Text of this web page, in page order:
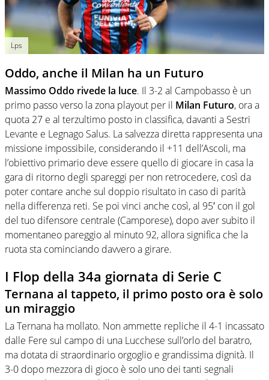
Lps
Oddo, anche il Milan ha un Futuro
Massimo Oddo rivede la luce. Il 3-2 al Campobasso è un
primo passo verso la zona playout per il Milan Futuro, ora a
quota 27 e al terzultimo posto in classifica, davanti a Sestri
Levante e Legnago Salus. La salvezza diretta rappresenta una
missione impossibile, considerando il +11 dell’Ascoli, ma
l’obiettivo primario deve essere quello di giocare in casa la
gara di ritorno degli spareggi per non retrocedere, così da
poter contare anche sul doppio risultato in caso di parità
nella differenza reti. Se poi vinci anche così, al 95′ con il gol
del tuo difensore centrale (Camporese), dopo aver subito il
momentaneo pareggio al minuto 92, allora significa che la
ruota sta cominciando davvero a girare.
I Flop della 34a giornata di Serie C
Ternana al tappeto, il primo posto ora è solo
un miraggio
La Ternana ha mollato. Non ammette repliche il 4-1 incassato
dalle Fere sul campo di una Lucchese sull’orlo del baratro,
ma dotata di straordinario orgoglio e grandissima dignità. Il
3-0 dopo mezzora di gioco è solo uno dei tanti segnali